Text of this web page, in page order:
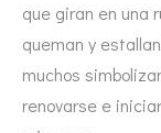
que giran en una
queman y
muchos
renovarse e